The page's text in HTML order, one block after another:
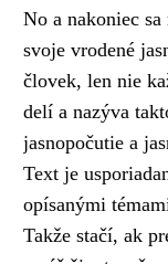
No a nakoniec
svoje vrodené
človek, len nie
delí a nazýva
jasnopočutie a
Text je
opísanými
Takže stačí, ak